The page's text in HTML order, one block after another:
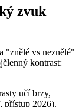
zvuk
"znělé vs neznělé"
kontrast:
učí brzy,
přístup 2026).